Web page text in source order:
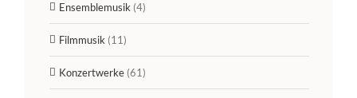
Ensemblemusik (4)
Filmmusik (11)
Konzertwerke (61)